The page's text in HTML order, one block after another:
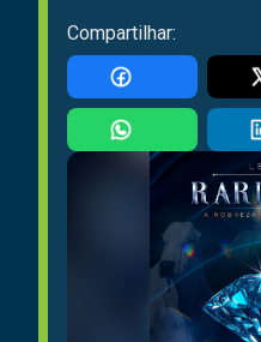
Compartilhar: